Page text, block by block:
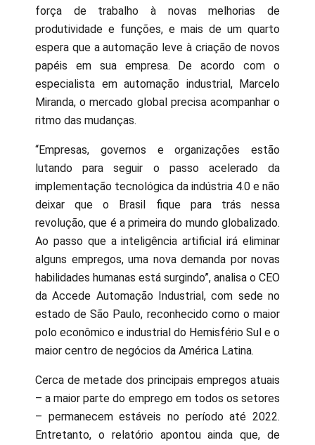
força de trabalho à novas melhorias de
produtividade e funções, e mais de um quarto
espera que a automação leve à criação de novos
papéis em sua empresa. De acordo com o
especialista em automação industrial, Marcelo
Miranda, o mercado global precisa acompanhar o
ritmo das mudanças.
“Empresas, governos e organizações estão
lutando para seguir o passo acelerado da
implementação tecnológica da indústria 4.0 e não
deixar que o Brasil fique para trás nessa
revolução, que é a primeira do mundo globalizado.
Ao passo que a inteligência artificial irá eliminar
alguns empregos, uma nova demanda por novas
habilidades humanas está surgindo”, analisa o CEO
da Accede Automação Industrial, com sede no
estado de São Paulo, reconhecido como o maior
polo econômico e industrial do Hemisfério Sul e o
maior centro de negócios da América Latina.
Cerca de metade dos principais empregos atuais
– a maior parte do emprego em todos os setores
– permanecem estáveis no período até 2022.
Entretanto, o relatório apontou ainda que, de